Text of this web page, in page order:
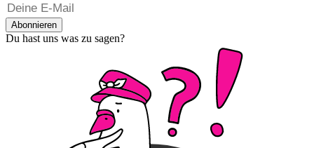
Abonnieren
Du hast uns was zu sagen?